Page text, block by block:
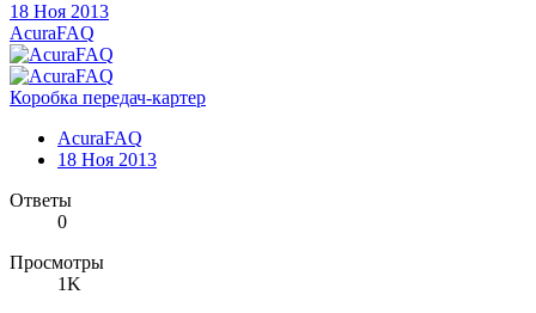
18 Ноя 2013
AcuraFAQ
Коробка передач-картер
AcuraFAQ
18 Ноя 2013
Ответы
0
Просмотры
1K